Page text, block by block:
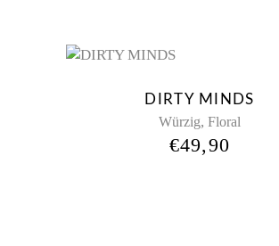
DIRTY MINDS
Würzig, Floral
€49,90